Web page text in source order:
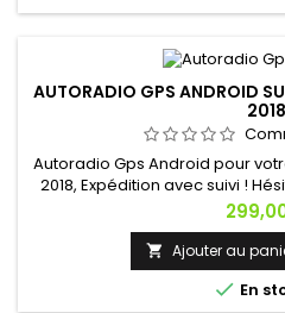
AUTORADIO GPS ANDROID
2018
Autoradio Gps Android pour
2018, Expédition avec suivi !
vous avez
Prix
 Ajouter au
 En